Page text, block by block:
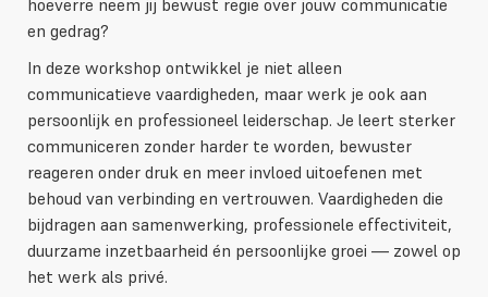
hoeverre neem jij bewust regie over jouw communicatie
en gedrag?
In deze workshop ontwikkel je niet alleen
communicatieve vaardigheden, maar werk je ook aan
persoonlijk en professioneel leiderschap. Je leert sterker
communiceren zonder harder te worden, bewuster
reageren onder druk en meer invloed uitoefenen met
behoud van verbinding en vertrouwen. Vaardigheden die
bijdragen aan samenwerking, professionele effectiviteit,
duurzame inzetbaarheid én persoonlijke groei — zowel op
het werk als privé.